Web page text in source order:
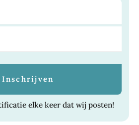
elke keer dat wij posten!